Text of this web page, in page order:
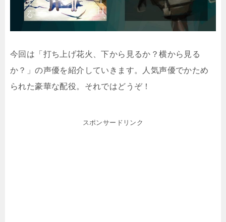
今回は「打ち上げ花火、下から見るか？横から見る
か？」の声優を紹介していきます。人気声優でかため
られた豪華な配役。それではどうぞ！
スポンサードリンク